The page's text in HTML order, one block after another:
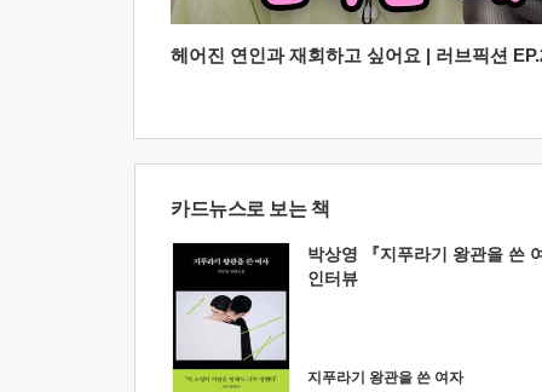
헤어진 연인과 재회하고 싶어요 | 러브픽션
카드뉴스로 보는 책
박상영 『지푸라기 왕관을 쓴
인터뷰
지푸라기 왕관을 쓴 여자